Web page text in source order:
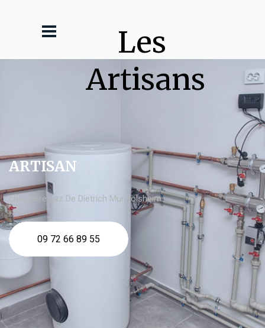
Les
Artisans
ARTISAN
chaudière gaz De Dietrich Mundolsheim
09 72 66 89 55